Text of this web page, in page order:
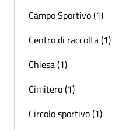
Campo Sportivo (1)
Centro di raccolta (1)
Chiesa (1)
Cimitero (1)
Circolo sportivo (1)